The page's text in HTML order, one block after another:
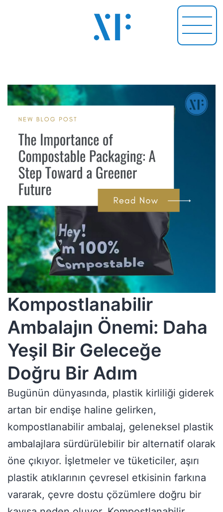
Kompostlanabilir
Ambalajın Önemi: Daha
Yeşil Bir Geleceğe
Doğru Bir Adım
Bugünün dünyasında, plastik kirliliği giderek
artan bir endişe haline gelirken,
kompostlanabilir ambalaj, geleneksel plastik
ambalajlara sürdürülebilir bir alternatif olarak
öne çıkıyor. İşletmeler ve tüketiciler, aşırı
plastik atıklarının çevresel etkisinin farkına
vararak, çevre dostu çözümlere doğru bir